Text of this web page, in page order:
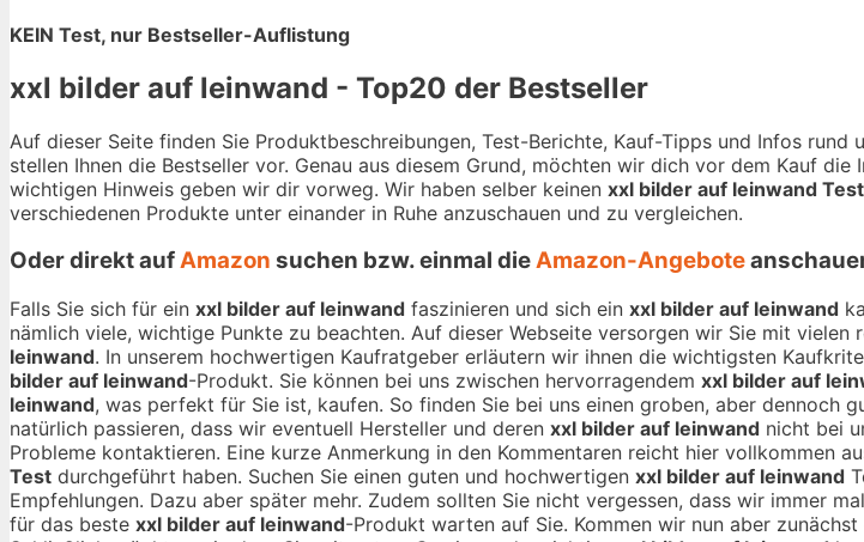
KEIN Test, nur Bestseller-Auflistung
xxl bilder auf leinwand - Top20 der Bestseller
Auf dieser Seite finden Sie Produktbeschreibungen, Test-Berichte, Kauf-Tipps und Infos rund
stellen Ihnen die Bestseller vor. Genau aus diesem Grund, möchten wir dich vor dem Kauf
wichtigen Hinweis geben wir dir vorweg. Wir haben selber keinen xxl bilder auf leinwand Test
verschiedenen Produkte unter einander in Ruhe anzuschauen und zu vergleichen.
Oder direkt aufAmazon suchen bzw. einmal dieAmazon-Angebote
Falls Sie sich für ein xxl bilder auf leinwand faszinieren und sich ein xxl bilder auf leinwand
nämlich viele, wichtige Punkte zu beachten. Auf dieser Webseite versorgen wir Sie mit
leinwand. In unserem hochwertigen Kaufratgeber erläutern wir ihnen die wichtigsten
bilder auf leinwand-Produkt. Sie können bei uns zwischen hervorragendem xxl bilder auf
leinwand, was perfekt für Sie ist, kaufen. So finden Sie bei uns einen groben, aber
natürlich passieren, dass wir eventuell Hersteller und deren xxl bilder auf leinwand nicht bei
Probleme kontaktieren. Eine kurze Anmerkung in den Kommentaren reicht hier vollkommen
Test durchgeführt haben. Suchen Sie einen guten und hochwertigen xxl bilder auf leinwand
Empfehlungen. Dazu aber später mehr. Zudem sollten Sie nicht vergessen, dass wir immer
für das beste xxl bilder auf leinwand-Produkt warten auf Sie. Kommen wir nun aber